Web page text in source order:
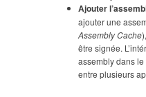
Ajouter
ajouter une
Assembly Cache
être signée.
assembly dans
entre plusieurs